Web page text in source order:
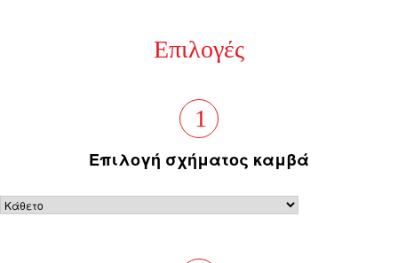
Επιλογές
1
Επιλογή σχήματος καμβά